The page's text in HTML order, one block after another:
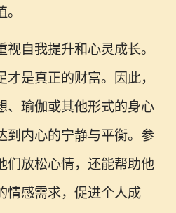
自我提升和心灵成长。
是真正的财富。因此，
、瑜伽或其他形式的身心
到内心的宁静与平衡。参
们放松心情，还能帮助他
情感需求，促进个人成